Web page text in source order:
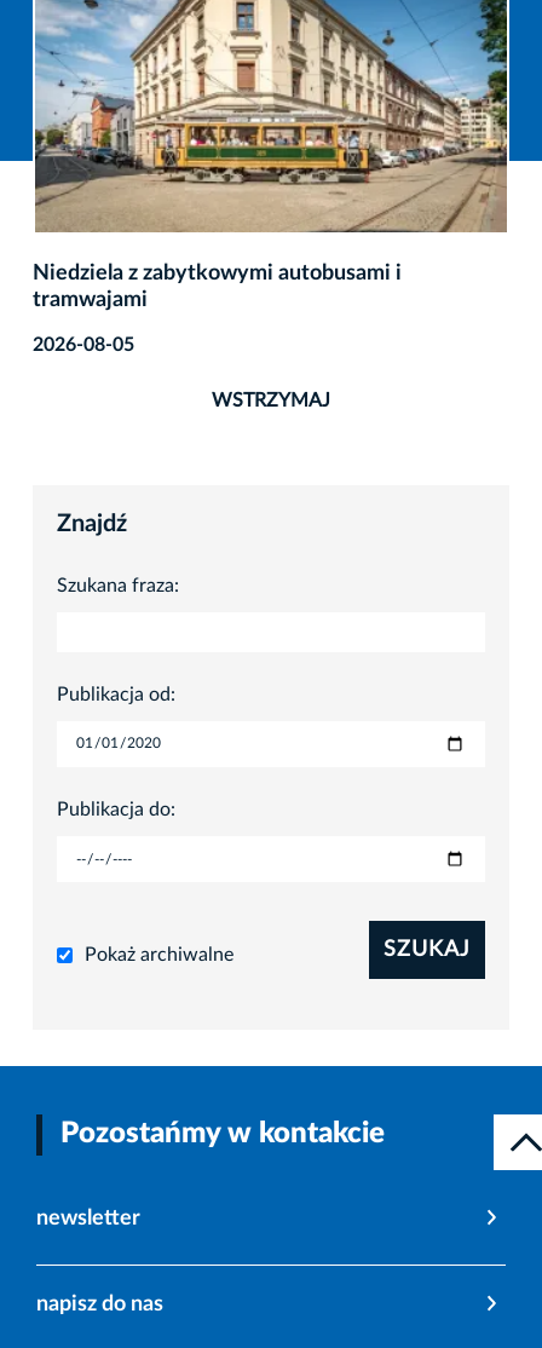
Niedziela z zabytkowymi autobusami i
tramwajami
2026-08-05
WSTRZYMAJ
Znajdź
Szukana fraza:
Publikacja od:
Publikacja do:
Pokaż archiwalne SZUKAJ
Pozostańmy w kontakcie
newsletter
napisz do nas